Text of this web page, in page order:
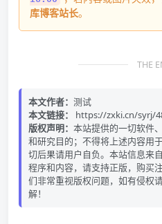
库博客站长。
THE
本文作者： 测试
本文链接：
https://zxki.cn/syrj/
版权声明： 本站提供的一切软件
和研究目的；不得将上述内容用
切后果请用户自负。本站信息来
程序和内容，请支持正版，购买
们非常重视版权问题，如有侵权
解！